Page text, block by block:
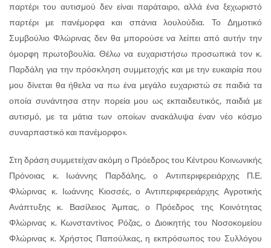
παρτέρι του αυτισμού δεν είναι παράταιρο, αλλά ένα ξεχωριστό
παρτέρι με πανέμορφα και σπάνια λουλούδια. Το Δημοτικό
Συμβούλιο Φλώρινας δεν θα μπορούσε να λείπει από αυτήν την
όμορφη πρωτοβουλία. Θέλω να ευχαριστήσω προσωπικά τον κ.
Παρδάλη για την πρόσκληση συμμετοχής και με την ευκαιρία που
μου δίνεται θα ήθελα να πω ένα μεγάλο ευχαριστώ σε παιδιά τα
οποία συνάντησα στην πορεία μου ως εκπαιδευτικός, παιδιά με
αυτισμό, με τα μάτια των οποίων ανακάλυψα έναν νέο κόσμο
συναρπαστικό και πανέμορφο».
Στη δράση συμμετείχαν ακόμη ο Πρόεδρος του Κέντρου Κοινωνικής
Πρόνοιας κ. Ιωάννης Παρδάλης, ο Αντιπεριφερειάρχης Π.Ε.
Φλώρινας κ. Ιωάννης Κιοσσές, ο Αντιπεριφερειάρχης Αγροτικής
Ανάπτυξης κ. Βασίλειος Άμπας, ο Πρόεδρος της Κοινότητας
Φλώρινας κ. Κωνσταντίνος Ρόζας, ο Διοικητής του Νοσοκομείου
Φλώρινας κ. Χρήστος Παπούλκας, η εκπρόσωπος του Συλλόγου